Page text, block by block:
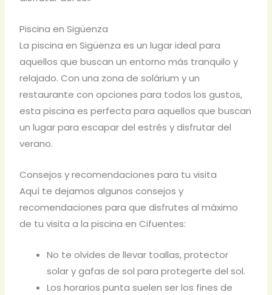
Piscina en Sigüenza
La piscina en Sigüenza es un lugar ideal para
aquellos que buscan un entorno más tranquilo y
relajado. Con una zona de solárium y un
restaurante con opciones para todos los gustos,
esta piscina es perfecta para aquellos que buscan
un lugar para escapar del estrés y disfrutar del
verano.
Consejos y recomendaciones para tu visita
Aquí te dejamos algunos consejos y
recomendaciones para que disfrutes al máximo
de tu visita a la piscina en Cifuentes:
No te olvides de llevar toallas, protector
solar y gafas de sol para protegerte del sol.
Los horarios punta suelen ser los fines de